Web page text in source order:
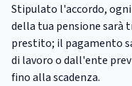
Stipulato l'accordo,
della tua pensione sarà
prestito; il pagamento
di lavoro o dall'ente
fino alla scadenza.